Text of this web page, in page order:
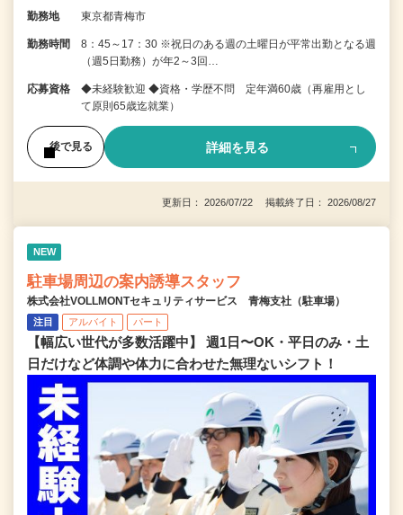
勤務地 東京都青梅市
勤務時間
8：45～17：30 ※祝日のある週の土曜日が平常出勤となる週
（週5日勤務）が年2～3回…
応募資格
◆未経験歓迎 ◆資格・学歴不問 定年満60歳（再雇用とし
て原則65歳迄就業）
後で見る 詳細を見る
更新日： 2026/07/22 掲載終了日： 2026/08/27
NEW
駐車場周辺の案内誘導スタッフ
株式会社VOLLMONTセキュリティサービス 青梅支社（駐車場）
注目 アルバイト パート
【幅広い世代が多数活躍中】 週1日〜OK・平日のみ・土
日だけなど体調や体力に合わせた無理ないシフト！